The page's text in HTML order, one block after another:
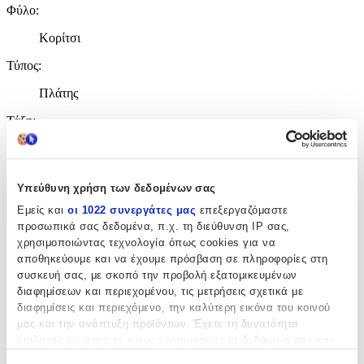
Υπεύθυνη χρήση των δεδομένων σας
Εμείς και οι 1022 συνεργάτες μας επεξεργαζόμαστε
προσωπικά σας δεδομένα, π.χ. τη διεύθυνση IP σας,
χρησιμοποιώντας τεχνολογία όπως cookies για να
αποθηκεύουμε και να έχουμε πρόσβαση σε πληροφορίες στη
συσκευή σας, με σκοπό την προβολή εξατομικευμένων
διαφημίσεων και περιεχομένου, τις μετρήσεις σχετικά με
διαφημίσεις και περιεχόμενο, την καλύτερη εικόνα του κοινού
μας και την ανάπτυξη προϊόντων. Έχετε τη δυνατότητα
Φύλο:
Κορίτσι
Τύπος:
Πλάτης
Τάξη:
Χαρακτηριστικά
+
Χαρακτηριστικά
Κατασκευαστής:
Lois
Βασικά Χαρακτηριστικά